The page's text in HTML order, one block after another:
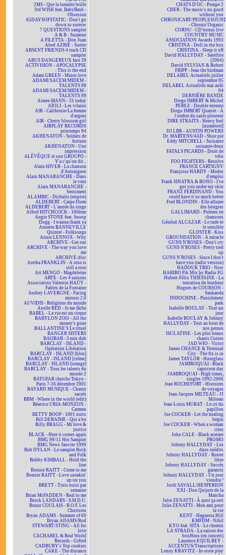
2MS - Que la lumière brille
3rd WISH feat. BabyBash -
Obsesion
65DAYSOFSTATIC - Don't go
down to sorrow
7 QUESTIONS sampler
A & B - Suzanne
A FILETTA - Don Juan
Abed AZRIÉ - Suerte
ABSENT FRIENDS 4 track CD
sampler
ABUS DANGEREUX face 39
ACTIVISION - APOCALYPSE
- This is the end
Adam GREEN - Minor love
ADAMI/SACEM/MIDEM -
TALENTS 98
ADAMI/SACEM/MIDEM -
TALENTS 99
Aimee MANN - 31 today
AÏOLI - Les vilains
AIR - Californie/La femme
d'argent
AIR - Cherry blossom girl
AIRPLAY RECORDS
printemps 94
AKHENATON - Soldats de
fortune
AKHENATON - Une
impression
ALÉVÊQUE et son GROUPO -
Y'a c'qu'on dit...
Alain HIVER - La chanson
d'Antraigues
Alain MANARANCHE - Dans
le vent
Alain MANARANCHE -
Sentiment
ALAMBIC - Dichaïtz (respire)
ALDEBERT - Carpe Diem
ALDEBERT - L'année du singe
Alfred HITCHCOCK - 100ème
Angie STONE feat. Snoop
Dogg - I wanna thank ya
Annette BANNEVILLE
Quintet - Folksongs
Annie LENNOX - Why
ARCHIVE - Get out
ARCHIVE - The way you love
me
ARCHIVE:disc
Aretha FRANKLIN - A rose is
still a rose
Art MENGO - Magdeleine
ARTE - Les 4 saisons
Association Valentin HAÜY -
Fables de la Fontaine
Audrey LAVERGNE - Facing
mirrors 2.0
AUVIDIS - Religions du monde
Axelle RED - Je me fâche
BABEL - La vie est un cirque
BABYLON ZOO - All the
money's gone
BALLANTINE'S Le rituel
BANGER SISTERS
BAOBAB - 3 mix dub
BARCLAY - ISLAND -
Opération Libération
BARCLAY - ISLAND [bleu]
BARCLAY - ISLAND [crème]
BARCLAY - ISLAND [orange]
BARCLAY - Tous les talents du
monde 2
BATOFAR cherche Tokyo -
Paris 7-16 décembre 2001
BAYARD MUSIQUE - Chants
sacrés
BBM - Where in the world (edit)
Béatrice URIA-MONZON -
Carmen
BETTY BOOP - 1001 nuits
Bill DERAIME - Qui a bu
Billy BRAGG - Mr love &
justice
BLACK - Here it comes again
BMG 99/11 Hot Sampler
BMG News Janvier 1999
Bob DYLAN - Le sampler Rock
and Folk
Bobby KIMBALL - Hold the
line
Bonnie RAITT - Come to me
Bonnie RAITT - Love sneakin'
up on you
BRETT - Trois nuits par
semaine
Brian McFADDEN - Real to me
Brock LANDARS - S.M.D.U.
Bruno COULAIS - B.O.F. Les
Choristes
Bryan ADAMS - Summer of 69
Bryan ADAMS/Rod
STEWART/STING - All for
love
CACHAREL & Real World
Records - Gifted
CADBURY's Top cookies
CAKE - The distance
CHATS D'OC - Pompe 2
CHER - The music's no good
without you
CHRONICART/
- Chronic'Organic
CORNU - CD bonus live
COUNTRY MUSIC
ASSOCIATION Awards 1993
CRISTINA - Doll in the box
CRISTINA - Sleep it off
David HALLYDAY - Satellite
(2004)
David SYLVIAN & Robert
FRIPP - Jean the birdman
DELABEL Actualités juillet
septembre 95
DELABEL Actualités mai août
94
DERNIÈRE BANDE
Diego IMBERT & Michel
PEREZ - Double entente
Diego IMBERT Quartet - À
l'ombre du saule pleureur
DIRE STRAITS - Heavy fuel
[numéroté]
DJ LBR - AUSTIN POWERS
Dr. MARTENS/4AD - Shoe pie
Eddy MITCHELL - Soixante
soixante-deux
FATALS PICARDS - Droit de
véto
FOO FIGHTERS - Resolve
FRANCE CARTIGNY
Françoise HARDY - Modes
d'emploi
Frank SINATRA & BONO - I've
got you under my skin
FRANZ FERDINAND - You
could have it so much better
Fred BLONDIN - Elle allume
des bougies
GALLIMARD - Poèmes en
chansons
Général ALCAZAR - Le rude et
le sensible
GLOSTER - Kiss
GROUNDATION - A miracle
GUNS N'ROSES - Don't cry
GUNS N'ROSES - Pretty tied
up
GUNS N'ROSES - Since I don't
have you (radio version)
HADOUK TRIO - Now
HARIBO Pik Mix by Radio FG
Hubert-Félix THIÉFAINE - La
tentation du bonheur
Hugues de COURSON -
Sankanda
INDOCHINE - Punishment
park
Isabelle BOULAY - Tout un
jour
Isabelle BOULAY & Johnny
HALLYDAY - Tout au bout de
nos peines
ISULATINE - Les plus beaux
chants Corses
JAD WIO - Victor
James CHANCE & Terminal
City - The fix is in
James TAYLOR - Hourglass
JAMIROQUAI - Black
capricorn day
JAMIROQUAI - High times,
singles 1992-2006
Jean ROCHEFORT - Histoires
de voyages
Jean-Jacques MILTEAU - JJ
Milteau
Jean-Louis MURAT - Le cri du
papillon
Joe COCKER - Let the healing
begin
Joe COCKER - When a woman
cries
John CALE - Black acetate
PROMO
Johnny HALLYDAY - Les
duos inédits
Johnny HALLYDAY - Rester
libre
Johnny HALLYDAY - Succès
garantis
Johnny HALLYDAY - Un jour
viendra ²
Jordi SAVALL/HESPERION
XXI - Don Quijote de la
Mancha
Julie ZENATTI - À quoi ça sert
Julie ZENATTI - Mon ami pour
la vie
KENT - Hagnesta Hill
KMFDM - Nihil
KYO feat. SITA - Le chemin
LA STRADA - La saison des
bouffons (en concert)
Laurence EQUILBEY -
ACCENTUS/Transcriptions
Lenny KRAVITZ - In-store play